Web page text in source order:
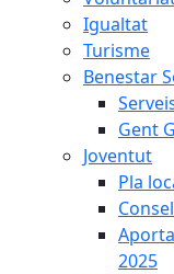
Igualtat
Turisme
Benestar
Gent
Joventut
Pla
2025